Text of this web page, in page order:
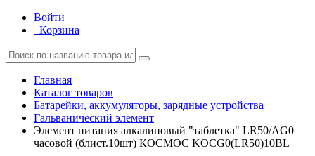
Войти
Корзина
Главная
Каталог товаров
Батарейки, аккумуляторы, зарядные устройства
Гальванический элемент
Элемент питания алкалиновый "таблетка" LR50/AG0
часовой (блист.10шт) КОСМОС KOCG0(LR50)10BL